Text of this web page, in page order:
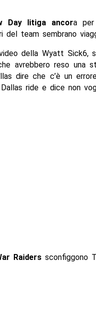
Day litiga ancora
del team sembrano
della Wyatt Sick6,
avrebbero reso una
dire che c’è un
ride e dice non
Raiders sconfiggono